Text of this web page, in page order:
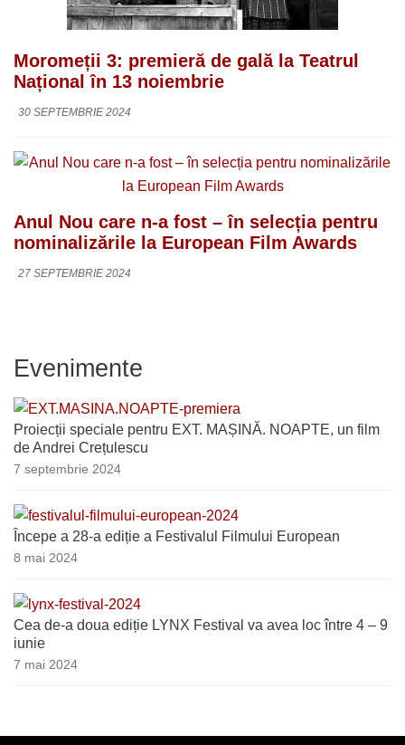
Moromeții 3: premieră de gală la Teatrul
Național în 13 noiembrie
30 SEPTEMBRIE 2024
Anul Nou care n-a fost – în selecția pentru
nominalizările la European Film Awards
27 SEPTEMBRIE 2024
Evenimente
Proiecții speciale pentru EXT. MAȘINĂ. NOAPTE, un film
de Andrei Crețulescu
7 septembrie 2024
Începe a 28-a ediție a Festivalul Filmului European
8 mai 2024
Cea de-a doua ediție LYNX Festival va avea loc între 4 – 9
iunie
7 mai 2024